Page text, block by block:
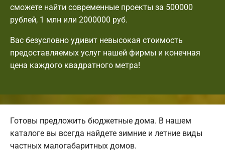
сможете найти современные проекты за 500000
рублей, 1 млн или 2000000 руб.
Вас безусловно удивит невысокая стоимость
предоставляемых услуг нашей фирмы и конечная
цена каждого квадратного метра!
Готовы предложить бюджетные дома. В нашем
каталоге вы всегда найдете зимние и летние виды
частных малогабаритных домов.